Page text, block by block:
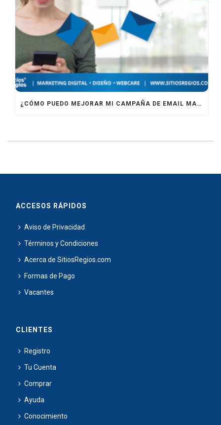
¿CÓMO PUEDO MEJORAR MI CAMPAÑA DE EMAIL MARKETING?
ACCESOS RÁPIDOS
Aviso de Privacidad
Términos y Condiciones
Acerca de SitiosRegios.com
Formas de Pago
Vacantes
CLIENTES
Registro
Tu Cuenta
Comprar
Ayuda
Conocimiento